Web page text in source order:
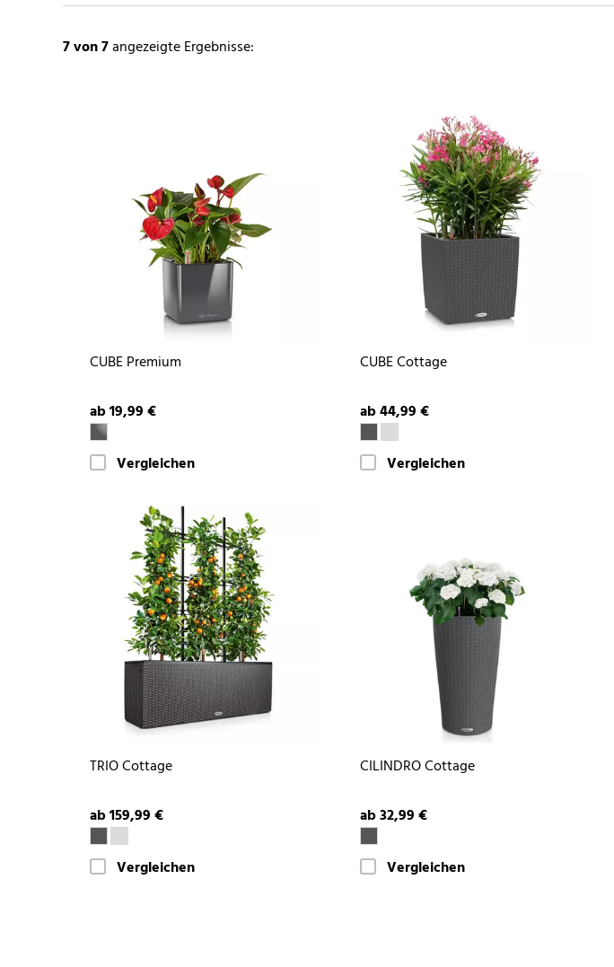
7von 7angezeigte Ergebnisse:
CUBE Premium
ab 19,99 €
Vergleichen
CUBE Cottage
ab 44,99 €
Vergleichen
TRIO Cottage
ab 159,99 €
Vergleichen
CILINDRO Cottage
ab 32,99 €
Vergleichen